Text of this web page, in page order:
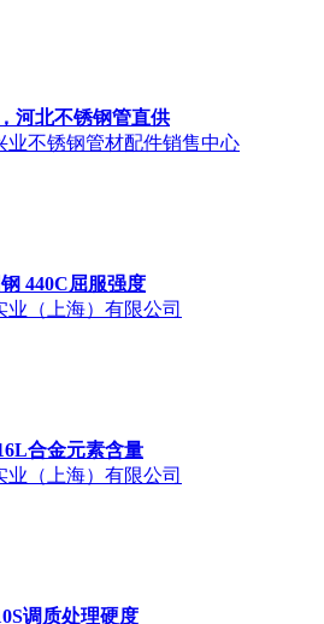
河北不锈钢管直供
业不锈钢管材配件销售中心
440C屈服强度
业（上海）有限公司
合金元素含量
业（上海）有限公司
调质处理硬度